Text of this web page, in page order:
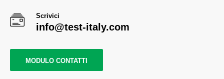
Scrivici
info@test-italy.com
MODULO CONTATTI